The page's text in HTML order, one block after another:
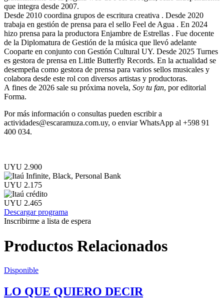
que integra desde 2007.
Desde 2010 coordina grupos de escritura creativa . Desde 2020
trabaja en gestión de prensa para el sello Feel de Agua . En 2024
hizo prensa para la productora Enjambre de Estrellas . Fue docente
de la Diplomatura de Gestión de la música que llevó adelante
Cooparte en conjunto con Gestión Cultural UY. Desde 2025 Turnes
es gestora de prensa en Little Butterfly Records. En la actualidad se
desempeña como gestora de prensa para varios sellos musicales y
colabora desde este rol con diversos artistas y productoras.
A fines de 2026 sale su próxima novela, Soy tu fan, por editorial
Forma.
Por más información o consultas pueden escribir a
actividades@escaramuza.com.uy, o enviar WhatsApp al +598 91
400 034.
UYU 2.900
UYU 2.175
UYU 2.465
Descargar programa
Inscribirme a lista de espera
Productos Relacionados
Disponible
LO QUE QUIERO DECIR